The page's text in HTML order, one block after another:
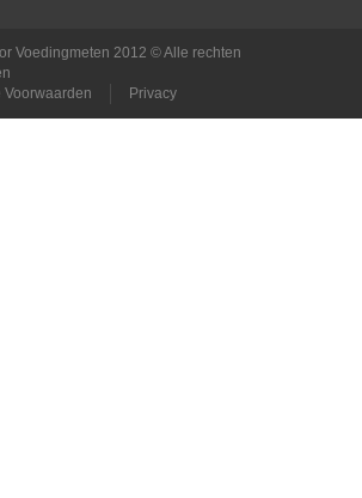
Voedingmeten 2012 © Alle rechten
Voorwaarden
Privacy